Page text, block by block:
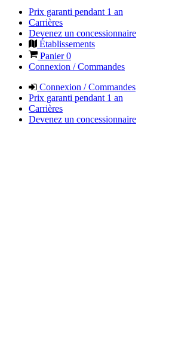
Prix garanti pendant 1 an
Carrières
Devenez un concessionnaire
Établissements
Panier0
Connexion / Commandes
Connexion / Commandes
Prix garanti pendant 1 an
Carrières
Devenez un concessionnaire